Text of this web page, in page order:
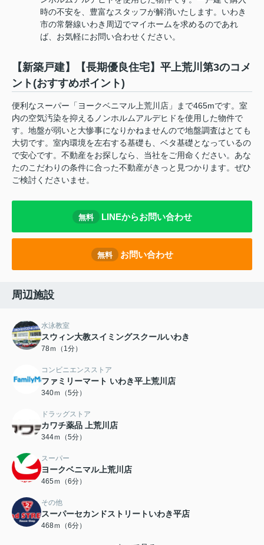
時の不安を、豊富なスタッフが解消いたします。いわき
市の常磐線いわき周辺でマイホームを求めるのであれ
ば、お気軽にお問い合わせください。
【新築戸建】【長期優良住宅】平上荒川第3のコメ
ント(おすすめポイント)
便利なスーパー「ヨークベニマル上荒川店」まで465mです。室
内の空気汚染を抑えるノンホルムアルデヒドを使用した物件で
す。地盤が弱いと大惨事になりかねませんので地盤調査はとても
大切です。室内環境を左右する基礎も、ベタ基礎となっているの
で安心です。不動産をお探しなら、当社をご用命ください。あな
たのこだわりの条件に合った不動産がきっと見つかります。ぜひ
ご検討くださいませ。
無料 LINEからお問い合わせ
無料 お問い合わせ
周辺施設
水泳教室
スウィン大教スイミングスクールいわき
78ｍ（1分）
コンビニエンスストア
ファミリーマート いわき平上荒川店
340ｍ（5分）
ドラッグストア
カワチ薬品 上荒川店
344ｍ（5分）
スーパー
ヨークベニマル上荒川店
465ｍ（6分）
その他
スーパーセカンドストリートいわき平店
468ｍ（6分）